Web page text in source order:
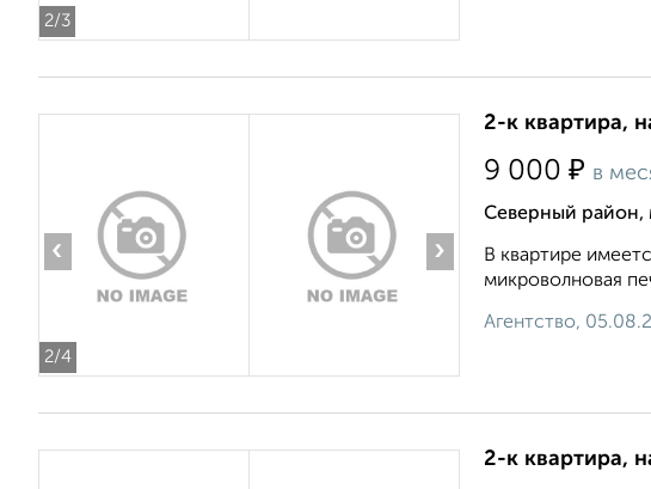
2/3
2/4
‹ ›
2-к квартира,
9 000 ₽ в
Северный район,
В квартире
микроволновая
Агентство,
2-к квартира,